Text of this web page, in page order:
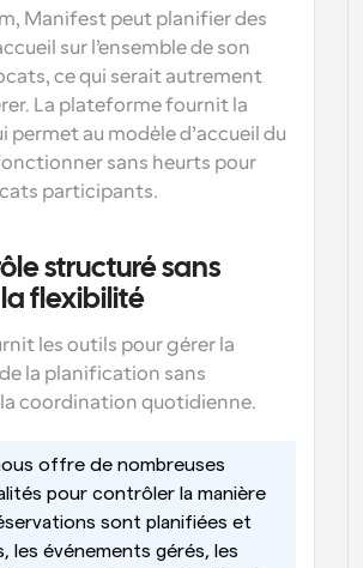
Manifest peut planifier des
sur l’ensemble de son
ce qui serait autrement
La plateforme fournit la
permet au modèle d’accueil du
sans heurts pour
participants.
structuré sans
flexibilité
les outils pour gérer la
la planification sans
coordination quotidienne.
offre de nombreuses
pour contrôler la manière
sont planifiées et
les événements gérés, les